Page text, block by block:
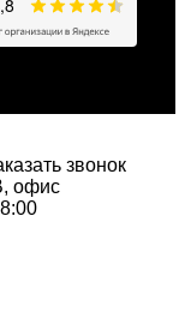
звонок
офис